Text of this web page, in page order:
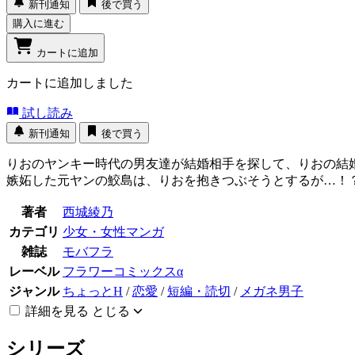
新刊通知
後で買う
購入に進む
カートに追加
カートに追加しました
試し読み
新刊通知 後で買う
りおのヤンキー時代の男友達が結婚相手を探して、りおの
嫉妬した元ヤンの鮫島は、りおを抱きつぶそうとするが…！
著者
西城綾乃
カテゴリ 少女・女性マンガ
雑誌
モバフラ
レーベル フラワーコミックスα
ジャンル ちょっとH /恋愛 /短編・読切 / メガネ男子
詳細を見る とじる
シリーズ